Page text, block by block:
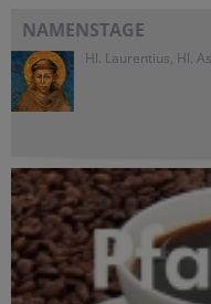
NAMENSTAGE
Hl. Laurentius, Hl.